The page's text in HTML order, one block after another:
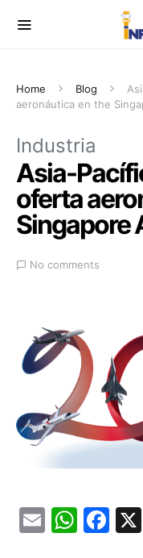
Home Blog
aeronáutica en the
Industria
Asia-
oferta
Singapore
No comments
Email